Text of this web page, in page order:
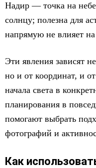
Надир — точка на
солнцу; полезна для
напрямую не влияет
Эти явления зависят
но и от координат, и
начала света в
планирования в
помогают выбрать
фотографий и
Как